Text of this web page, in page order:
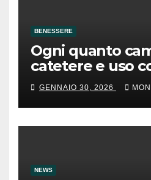
BENESSERE
Ogni quanto
catetere e uso
GENNAIO 30, 2026
NEWS